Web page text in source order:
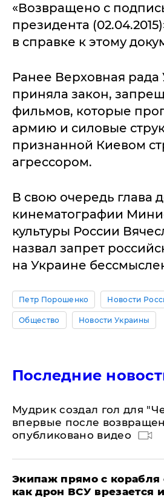
«Возвращено с
президента
в справке к этому
Ранее Верховная
приняла закон,
фильмов, которые
армию и силовые
признанной Киевом
агрессором.
В свою очередь глава
кинематографии
культуры России
назвал запрет
на Украине
Петр Порошенко Новости
Общество Новости Украины
Последние
Мудрик создал гол для
впервые после
опубликовано видео
Экипаж прямо с корабля
как дрон ВСУ врезается